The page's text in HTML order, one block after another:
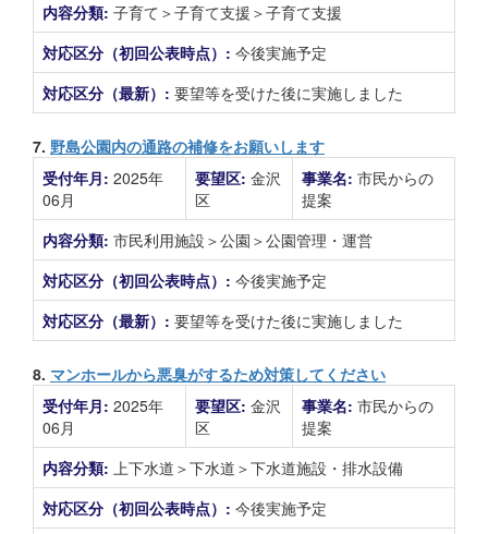
内容分類: 子育て＞子育て支援＞子育て支援
対応区分（初回公表時点）: 今後実施予定
対応区分（最新）: 要望等を受けた後に実施しました
7. 野島公園内の通路の補修をお願いします
受付年月: 2025年
06月
要望区: 金沢
区
事業名: 市民からの
提案
内容分類: 市民利用施設＞公園＞公園管理・運営
対応区分（初回公表時点）: 今後実施予定
対応区分（最新）: 要望等を受けた後に実施しました
8. マンホールから悪臭がするため対策してください
受付年月: 2025年
06月
要望区: 金沢
区
事業名: 市民からの
提案
内容分類: 上下水道＞下水道＞下水道施設・排水設備
対応区分（初回公表時点）: 今後実施予定